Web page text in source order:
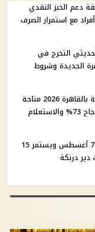
دعم الخبز النقدي
و900 جنيه لأسرة من 4 أفراد مع استمرار الصرف
بنك مصر 2026 لحديثي التخرج في
الجديدة وشروط
نتيجة الشهادة الإعدادية بالقاهرة 2026 متاحة
اليوم بالمدارس بنسبة نجاح 73% والاستعلام
صوم العذراء 2026 يبدأ 7 أغسطس ويستمر 15
درنكة